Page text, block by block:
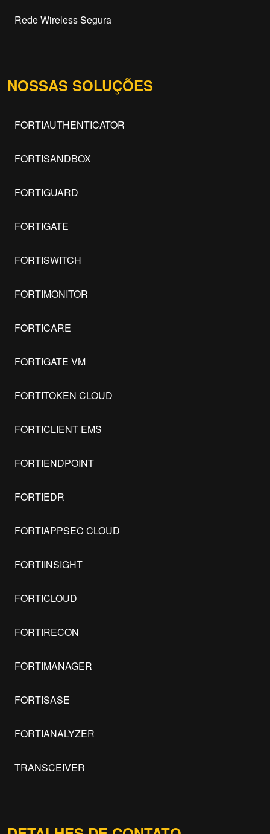
Rede Wireless Segura
NOSSAS SOLUÇÕES
FORTIAUTHENTICATOR
FORTISANDBOX
FORTIGUARD
FORTIGATE
FORTISWITCH
FORTIMONITOR
FORTICARE
FORTIGATE VM
FORTITOKEN CLOUD
FORTICLIENT EMS
FORTIENDPOINT
FORTIEDR
FORTIAPPSEC CLOUD
FORTIINSIGHT
FORTICLOUD
FORTIRECON
FORTIMANAGER
FORTISASE
FORTIANALYZER
TRANSCEIVER